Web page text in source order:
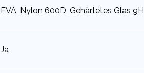
:EVA, Nylon 600D, Gehärtetes Glas 9H
:Ja